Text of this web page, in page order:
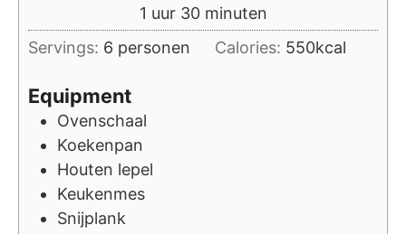
1 uur
uur 30minuten
minuten
Servings: 6 personen Calories: 550kcal
Equipment
Ovenschaal
Koekenpan
Houten lepel
Keukenmes
Snijplank